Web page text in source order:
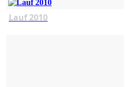
Lauf 2010